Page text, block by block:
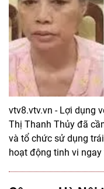
vtv8.vtv.vn - Lợi dụng
Thị Thanh Thủy đã
và tổ chức sử dụng
hoạt động tinh vi ngay